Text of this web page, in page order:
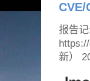
CVE/
报告
新）